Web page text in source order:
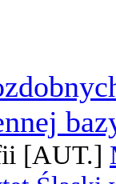
[AUT.]